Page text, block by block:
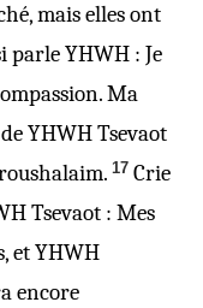
mais elles ont
parle YHWH : Je
Ma
YHWH Tsevaot
17 Crie
Tsevaot : Mes
et YHWH
encore